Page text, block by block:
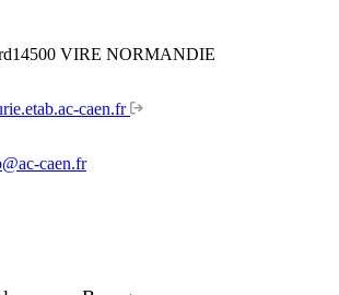
14500 VIRE NORMANDIE
caen.fr
caen.fr